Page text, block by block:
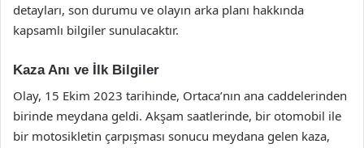
detayları, son durumu ve olayın arka planı hakkında
kapsamlı bilgiler sunulacaktır.
Kaza Anı ve İlk Bilgiler
Olay, 15 Ekim 2023 tarihinde, Ortaca’nın ana caddelerinden
birinde meydana geldi. Akşam saatlerinde, bir otomobil ile
bir motosikletin çarpışması sonucu meydana gelen kaza,